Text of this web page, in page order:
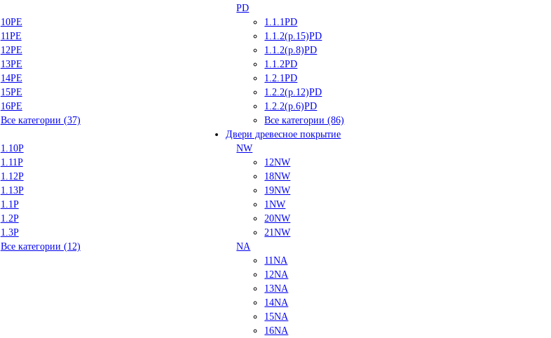
10PE
11PE
12PE
13PE
14PE
15PE
16PE
Все категории (37)
PD
1.1.1PD
1.1.2(р.15)PD
1.1.2(р.8)PD
1.1.2PD
1.2.1PD
1.2.2(р.12)PD
1.2.2(р.6)PD
Все категории (86)
1.10P
1.11P
1.12P
1.13P
1.1P
1.2P
1.3P
Все категории (12)
Двери древесное покрытие
NW
12NW
18NW
19NW
1NW
20NW
21NW
NA
11NA
12NA
13NA
14NA
15NA
16NA